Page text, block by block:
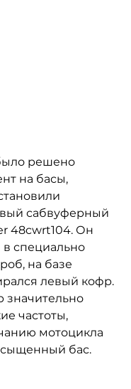
решено
на басы,
сабвуферный
48cwrt104. Он
специально
на базе
левый кофр.
значительно
частоты,
мотоцикла
бас.